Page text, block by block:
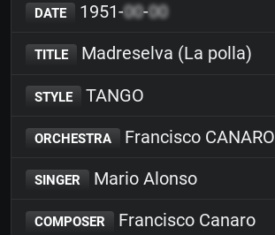
DATE 1951-00-00
TITLE Madreselva (La polla)
STYLE TANGO
ORCHESTRA Francisco CANARO
SINGER Mario Alonso
COMPOSER Francisco Canaro